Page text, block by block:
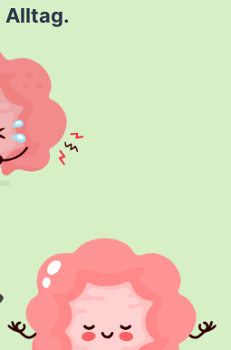
Alltag.